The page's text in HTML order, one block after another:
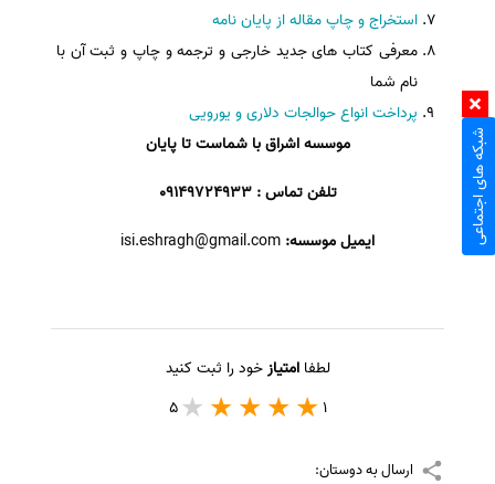
استخراج و چاپ مقاله از پایان نامه
معرفی کتاب های جدید خارجی و ترجمه و چاپ و ثبت آن با
نام شما
پرداخت انواع حوالجات دلاری و یورویی
موسسه اشراق با شماست تا پایان
تلفن تماس : 09149724933
ایمیل موسسه: isi.eshragh@gmail.com
لطفاامتیازخود را ثبت کنید
1
5
ارسال به دوستان:
شبکه های اجتماعی